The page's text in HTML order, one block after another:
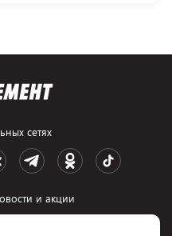
сетях
и акции